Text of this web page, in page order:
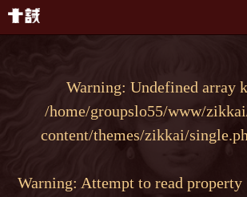
Warning: Undefined array
/home/groupslo55/www/
content/themes/zikkai/
Warning: Attempt to read property